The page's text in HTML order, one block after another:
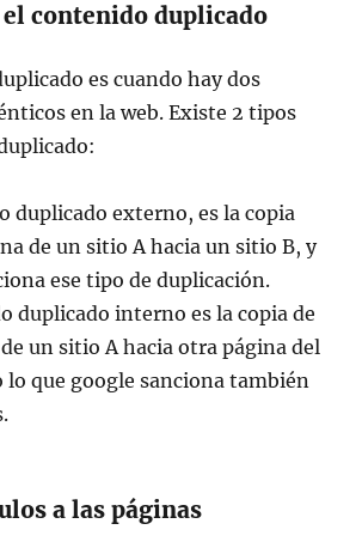
contenido duplicado
es cuando hay dos
en la web. Existe 2 tipos
duplicado externo, es la copia
de un sitio A hacia un sitio B, y
ese tipo de duplicación.
duplicado interno es la copia de
un sitio A hacia otra página del
que google sanciona también
a las páginas